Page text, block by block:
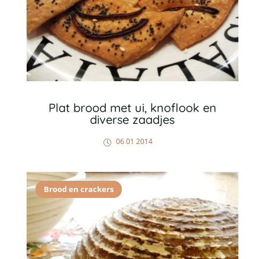
Plat brood met ui, knoflook en
diverse zaadjes
06 01 2014
Brood en crackers